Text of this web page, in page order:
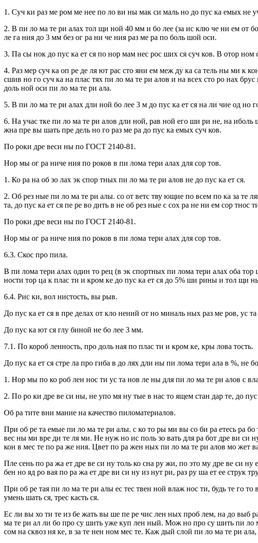
1. Суч ки раз ме ром ме нее по ло ви ны мак си маль но до пус ка емых не
2. В пи ло ма те ри алах тол щи ной 40 мм и бо лее (за ис клю че ни ем от
ле га ния до 3 мм без ог ра ни че ния раз ме ра по боль шой оси.
3. Па сы нок до пус ка ет ся по нор мам нес рос ших ся суч ков. В отор ном
4. Раз мер суч ка оп ре де ля ют рас сто яни ем меж ду ка са тель ны ми к
сшив но го суч ка на плас тях пи ло ма те ри алов и на всех сто ро нах
доль ной оси пи ло ма те ри ала.
5. В пи ло ма те ри алах дли ной бо лее 3 м до пус ка ет ся на ли чие од но
6. На учас тке пи ло ма те ри алов дли ной, рав ной его ши ри не, на
жна пре вы шать пре дель но го раз ме ра до пус ка емых суч ков.
По роки дре веси ны по ГОСТ 2140-81.
Нор мы ог ра ниче ния по роков в пи лома тери алах для сор тов.
1. Ко ра на об зо лах эк спор тных пи ло ма те ри алов не до пус ка ет ся.
2. Об рез ные пи ло ма те ри алы. со от ветс тву ющие по всем по ка за те
та, до пус ка ет ся пе ре во дить в не об рез ные с сох ра не ни ем сор тнос
По роки дре веси ны по ГОСТ 2140-81.
Нор мы ог ра ниче ния по роков в пи лома тери алах для сор тов.
6.3. Скос про пила.
В пи лома тери алах один то рец (в эк спортных пи лома тери алах оба
ности тор ца к плас ти и кром ке до пус ка ет ся до 5% ши рины и тол щи
6.4. Рис ки, вол нистость, вы рыв.
До пус ка ет ся в пре делах от кло нений от но миналь ных раз ме ров, ус
До пус ка ют ся глу биной не бо лее 3 мм.
7.1. По короб ленность, про доль ная по плас ти и кром ке, кры лова тость.
До пус ка ет ся стре ла про гиба в до лях дли ны пи лома тери ала в %, не
1. Нор мы по ко роб лен нос ти ус та нов ле ны для пи ло ма те ри алов с
2. По ро ки дре ве си ны, не упо мя ну тые в нас то ящем стан дар те, до
Об ра тите вни мание на качество пиломатериалов.
При об ре та емые пи ло ма те ри алы. с ко то ры ми вы со би ра етесь ра
вес ны ми вре ди те ля ми. Не нуж но ис поль зо вать для ра бот дре ви
кон в мес те по ра же ния. Цвет по ра жен ных пи ло ма те ри алов мо жет
Пле сень по ра жа ет дре ве си ну толь ко сна ру жи, по это му дре ве си
бен но яд ро вая по ра жа ет дре ви си ну из нут ри, раз ру ша ет ее струк
При об ре тая пи ло ма те ри алы ес тес твен ной влаж нос ти, будь те го
умень шать ся, трес касть ся.
Ес ли вы хо ти те из бе жать вы ше пе ре чис лен ных проб лем, на до
ма те ри ал ли бо про су шить уже куп лен ный. Мож но про су шить пи ло
сом на сквоз ня ке, в за те нен ном мес те. Каж дый слой пи ло ма те ри